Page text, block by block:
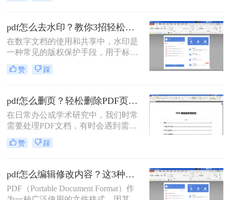
器，成为我们的需求之一。在这里，
我为大家推荐了十款最好用的PDF编
辑器。
pdf怎么去水印？教你3招轻松去除！
在数字文档的使用和共享中，水印是
一种常见的版权保护手段，用于标明
文档的来源、所有权或状态（如“样
本”、“机密”等）。然而，对于合法拥
会成为阅读或打印文档时的障碍。本
文将详细介绍pdf怎么去水印，帮助您
恢复文档的原始清晰度和专业外观。
赞 踩
pdf怎么删页？轻松删除PDF页面用这三招！
在日常办公或学术研究中，我们时常
需要处理PDF文档，有时会遇到需要
删除文档中多余或不相关页面的情
况。无论是去除广告页、删除重复内
的技能都极为重要。本文将详细介绍
几种高效删除PDF文档页面的方法，
无论你是在使用桌面软件、在线工具
赞 踩
pdf怎么编辑修改内容？这3种编辑方法可以尝试！
PDF（Portable Document Format）作